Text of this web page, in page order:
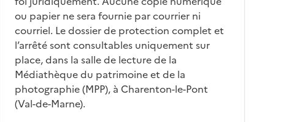
ou papier ne sera fournie par courrier ni
courriel. Le dossier de protection complet et
l’arrêté sont consultables uniquement sur
place, dans la salle de lecture de la
Médiathèque du patrimoine et de la
photographie (MPP), à Charenton-le-Pont
(Val-de-Marne).